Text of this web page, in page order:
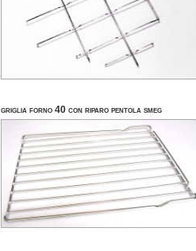
griglia forno 40 con riparo pentola smeg